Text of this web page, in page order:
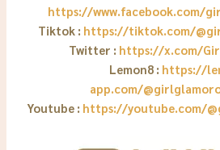
https://www.facebook.com/
Tiktok : https://tiktok.com/
Twitter : https://x.com/
Lemon8 : https://
app.com/
Youtube : https://youtube.com/